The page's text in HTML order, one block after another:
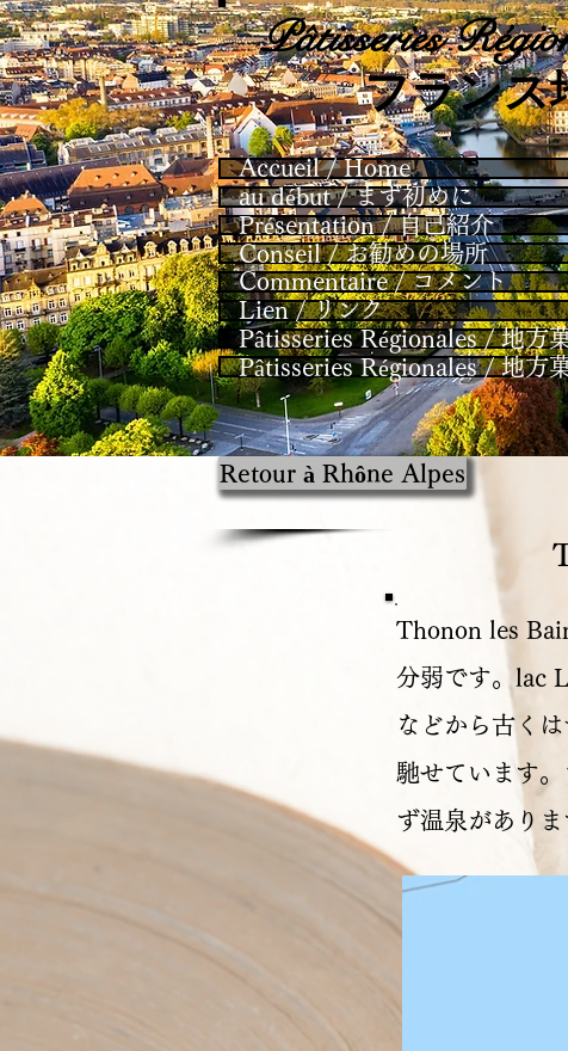
Pâtisseries
フランス
Accueil / Home
au début / まず初めに
Présentation / 自己紹介
Conseil / お勧めの場所
Commentaire / コメント
Lien / リンク
Pâtisseries Régionales / 地方
Pâtisseries Régionales / 地方
Retour à Rhône Alpes
Thonon les
分弱です。lac
などから古く
馳せています
ず温泉がありま